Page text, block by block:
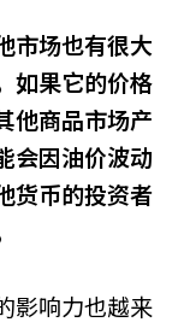
市场也有很大
如果它的价格
他商品市场产
会因油价波动
货币的投资者
影响力也越来